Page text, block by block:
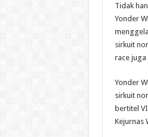
Tidak
Yonder
sirkuit
race
Yonder
sirkuit
bertitel
Kejurnas